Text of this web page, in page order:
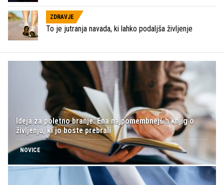
ZDRAVJE
To je jutranja navada, ki lahko podaljša življenje
Ideja za poletno branje: Ena najpomembnejših knjig o
življenju, ki jo boste prebrali
NOVICE